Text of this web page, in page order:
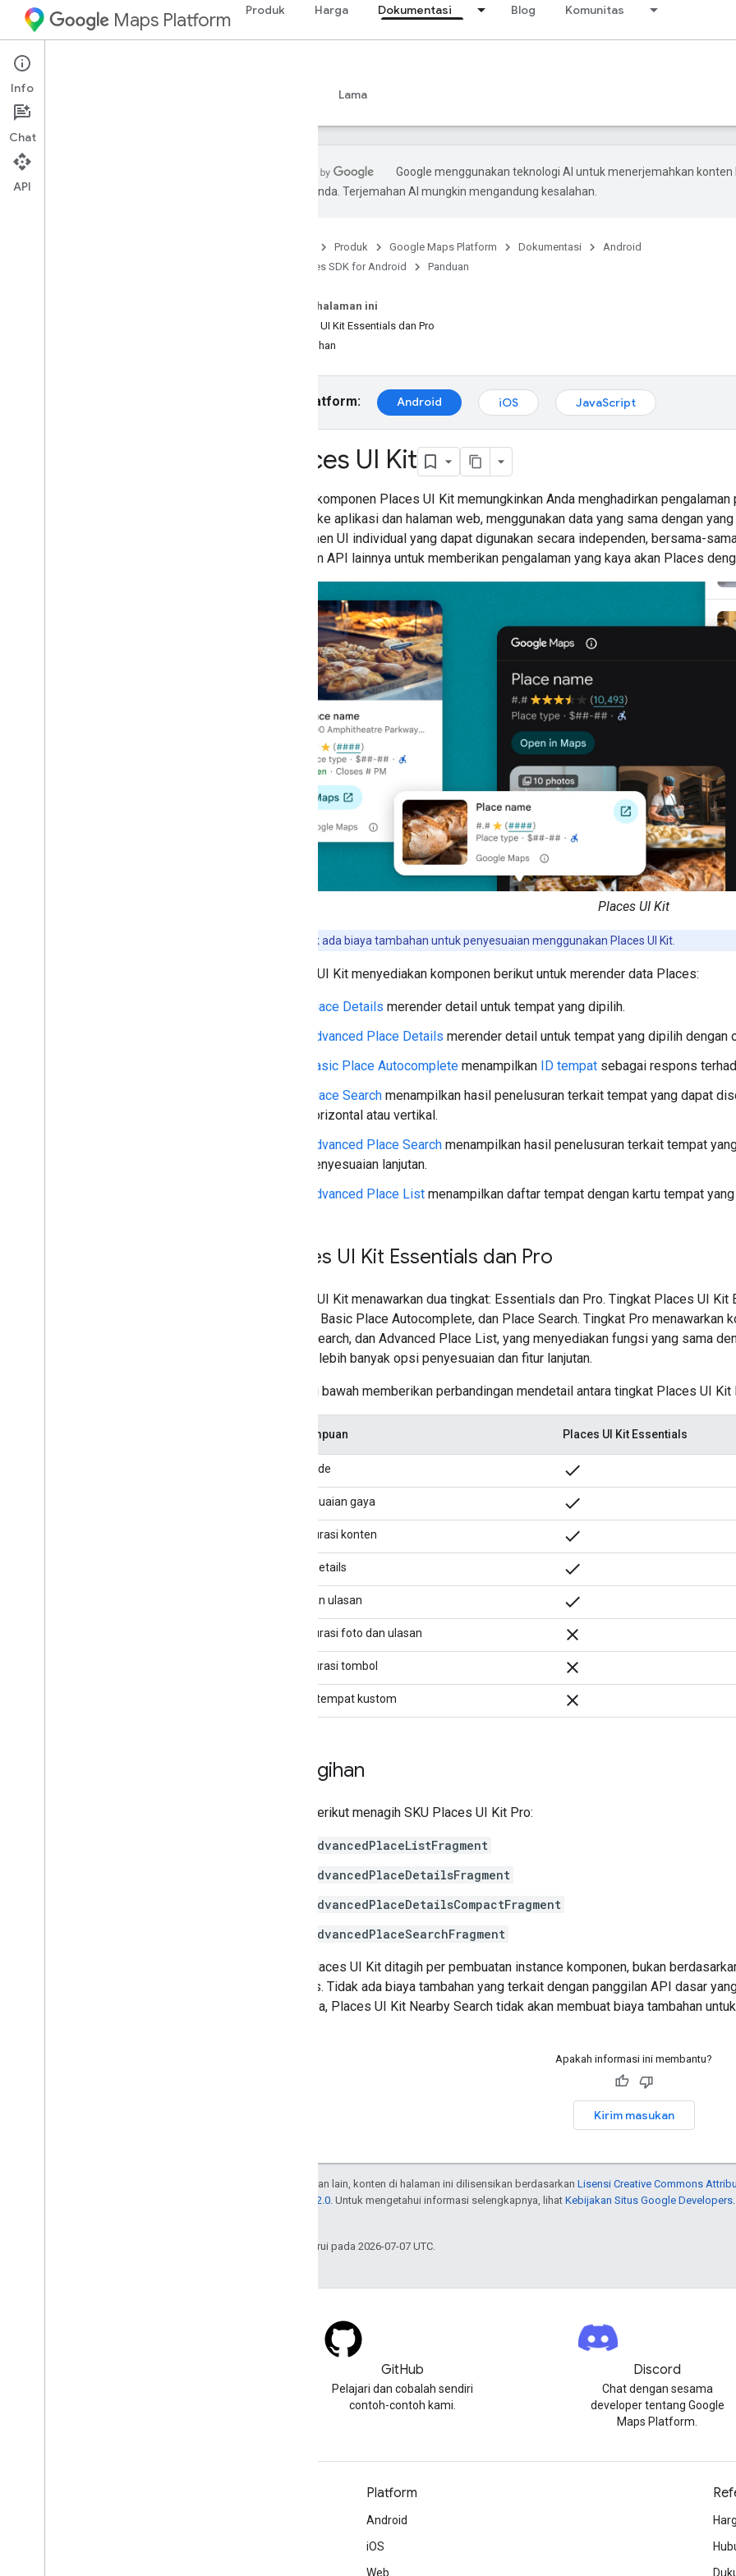
Maps Platform Produk Harga Dokumentasi Blog Komunitas
Android
Panduan
Lama
Google menggunakan teknologi AI untuk menerjemahkan konten
pilihan Anda. Terjemahan AI mungkin mengandung kesalahan.
Produk Google Maps Platform Dokumentasi
Android
Places SDK for Android
Panduan
Pada halaman ini
Places UI Kit Essentials dan Pro
Penagihan
Pilih platform: Android iOS JavaScript
Places UI Kit
Library komponen Places UI Kit memungkinkan Anda menghadirkan
Places ke aplikasi dan halaman web, menggunakan data yang sama dengan
komponen UI individual yang dapat digunakan secara independen, bersama-
Platform API lainnya untuk memberikan pengalaman yang kaya akan Places
Places UI Kit
Tidak ada biaya tambahan untuk penyesuaian menggunakan Places UI Kit.
Places UI Kit menyediakan komponen berikut untuk merender data Places:
Place Details merender detail untuk tempat yang dipilih.
Advanced Place Details merender detail untuk tempat yang dipilih dengan
Basic Place Autocomplete menampilkan ID tempat sebagai respons
Place Search menampilkan hasil penelusuran terkait tempat yang dapat
horizontal atau vertikal.
Advanced Place Search menampilkan hasil penelusuran terkait tempat
penyesuaian lanjutan.
Advanced Place List menampilkan daftar tempat dengan kartu tempat
Places UI Kit Essentials dan Pro
Places UI Kit menawarkan dua tingkat: Essentials dan Pro. Tingkat Places UI
Details, Basic Place Autocomplete, dan Place Search. Tingkat Pro
Place Search, dan Advanced Place List, yang menyediakan fungsi yang sama
dengan lebih banyak opsi penyesuaian dan fitur lanjutan.
Tabel di bawah memberikan perbandingan mendetail antara tingkat Places UI
Kemampuan Places UI Kit Essentials
Low-code done
Penyesuaian gaya done
Konfigurasi konten done
Place Details done
Foto dan ulasan check
Konfigurasi foto dan ulasan close
Konfigurasi tombol close
Daftar tempat kustom close
Penagihan
Class berikut menagih SKU Places UI Kit Pro:
AdvancedPlaceListFragment
AdvancedPlaceDetailsFragment
AdvancedPlaceDetailsCompactFragment
AdvancedPlaceSearchFragment
Kueri Places UI Kit ditagih per pembuatan instance komponen, bukan
respons. Tidak ada biaya tambahan yang terkait dengan panggilan API dasar
Misalnya, Places UI Kit Nearby Search tidak akan membuat biaya tambahan
Apakah informasi ini membantu?
Kirim masukan
Kecuali dinyatakan lain, konten di halaman ini dilisensikan berdasarkan Lisensi Creative Commons
Lisensi Apache 2.0 . Untuk mengetahui informasi selengkapnya, lihat Kebijakan Situs Google Developers
Terakhir diperbarui pada 2026-07-07 UTC.
GitHub
Pelajari dan cobalah sendiri
contoh-contoh kami.
Discord
Chat dengan sesama
developer tentang Google
Maps Platform.
Platform
Android
iOS
Web
Info
Chat
API